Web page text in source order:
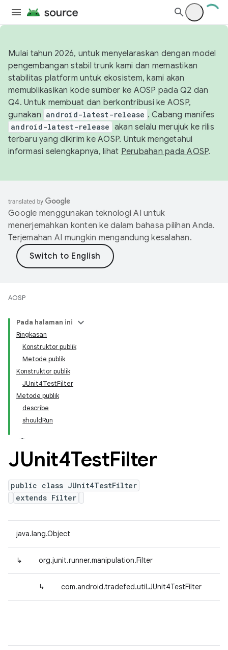
Mulai tahun 2026, untuk menyelaraskan dengan model
pengembangan stabil trunk kami dan memastikan
stabilitas platform untuk ekosistem, kami akan
memublikasikan kode sumber ke AOSP pada Q2 dan
Q4. Untuk membuat dan berkontribusi ke AOSP,
gunakan android-latest-release . Cabang manifes
android-latest-release akan selalu merujuk ke rilis
terbaru yang dikirim ke AOSP. Untuk mengetahui
informasi selengkapnya, lihat Perubahan pada AOSP.
Google menggunakan teknologi AI untuk
menerjemahkan konten ke dalam bahasa pilihan Anda.
Terjemahan AI mungkin mengandung kesalahan.
AOSP
Pada halaman ini
Ringkasan
Konstruktor publik
Metode publik
Konstruktor publik
JUnit4TestFilter
Metode publik
describe
shouldRun
JUnit4TestFilter
public class JUnit4TestFilter
extends Filter
java.lang.Object
↳ org.junit.runner.manipulation.Filter
↳ com.android.tradefed.util.JUnit4TestFilter